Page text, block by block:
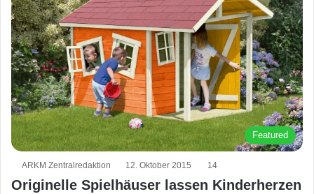
Featured
ARKM Zentralredaktion 12. Oktober 2015 14
Originelle Spielhäuser lassen Kinderherzen